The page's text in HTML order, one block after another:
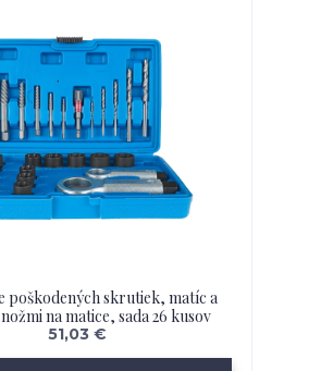
poškodených skrutiek, matíc a
na matice, sada 26 kusov
51,03 €